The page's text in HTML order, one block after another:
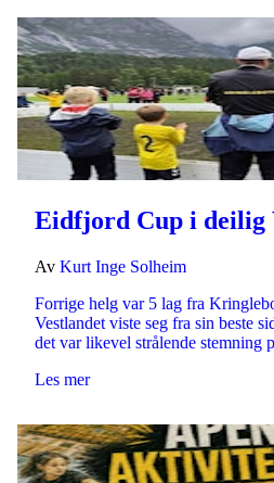
Eidfjord Cup i deilig
Av Kurt Inge Solheim
Forrige helg var 5 lag fra
Vestlandet viste seg fra sin beste
det var likevel strålende stemning
Les mer